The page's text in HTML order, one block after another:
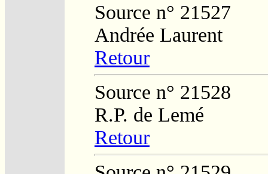
Source n° 21527
Andrée Laurent
Retour
Source n° 21528
R.P. de Lemé
Retour